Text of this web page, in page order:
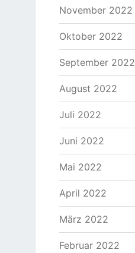
November 2022
Oktober 2022
September 2022
August 2022
Juli 2022
Juni 2022
Mai 2022
April 2022
März 2022
Februar 2022